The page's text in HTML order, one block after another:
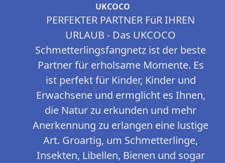
UKCOCO
PERFEKTER PARTNER FüR IHREN
URLAUB - Das UKCOCO
Schmetterlingsfangnetz ist der beste
Partner für erholsame Momente. Es
ist perfekt für Kinder, Kinder und
Erwachsene und ermglicht es Ihnen,
die Natur zu erkunden und mehr
Anerkennung zu erlangen eine lustige
Art. Groartig, um Schmetterlinge,
Insekten, Libellen, Bienen und sogar